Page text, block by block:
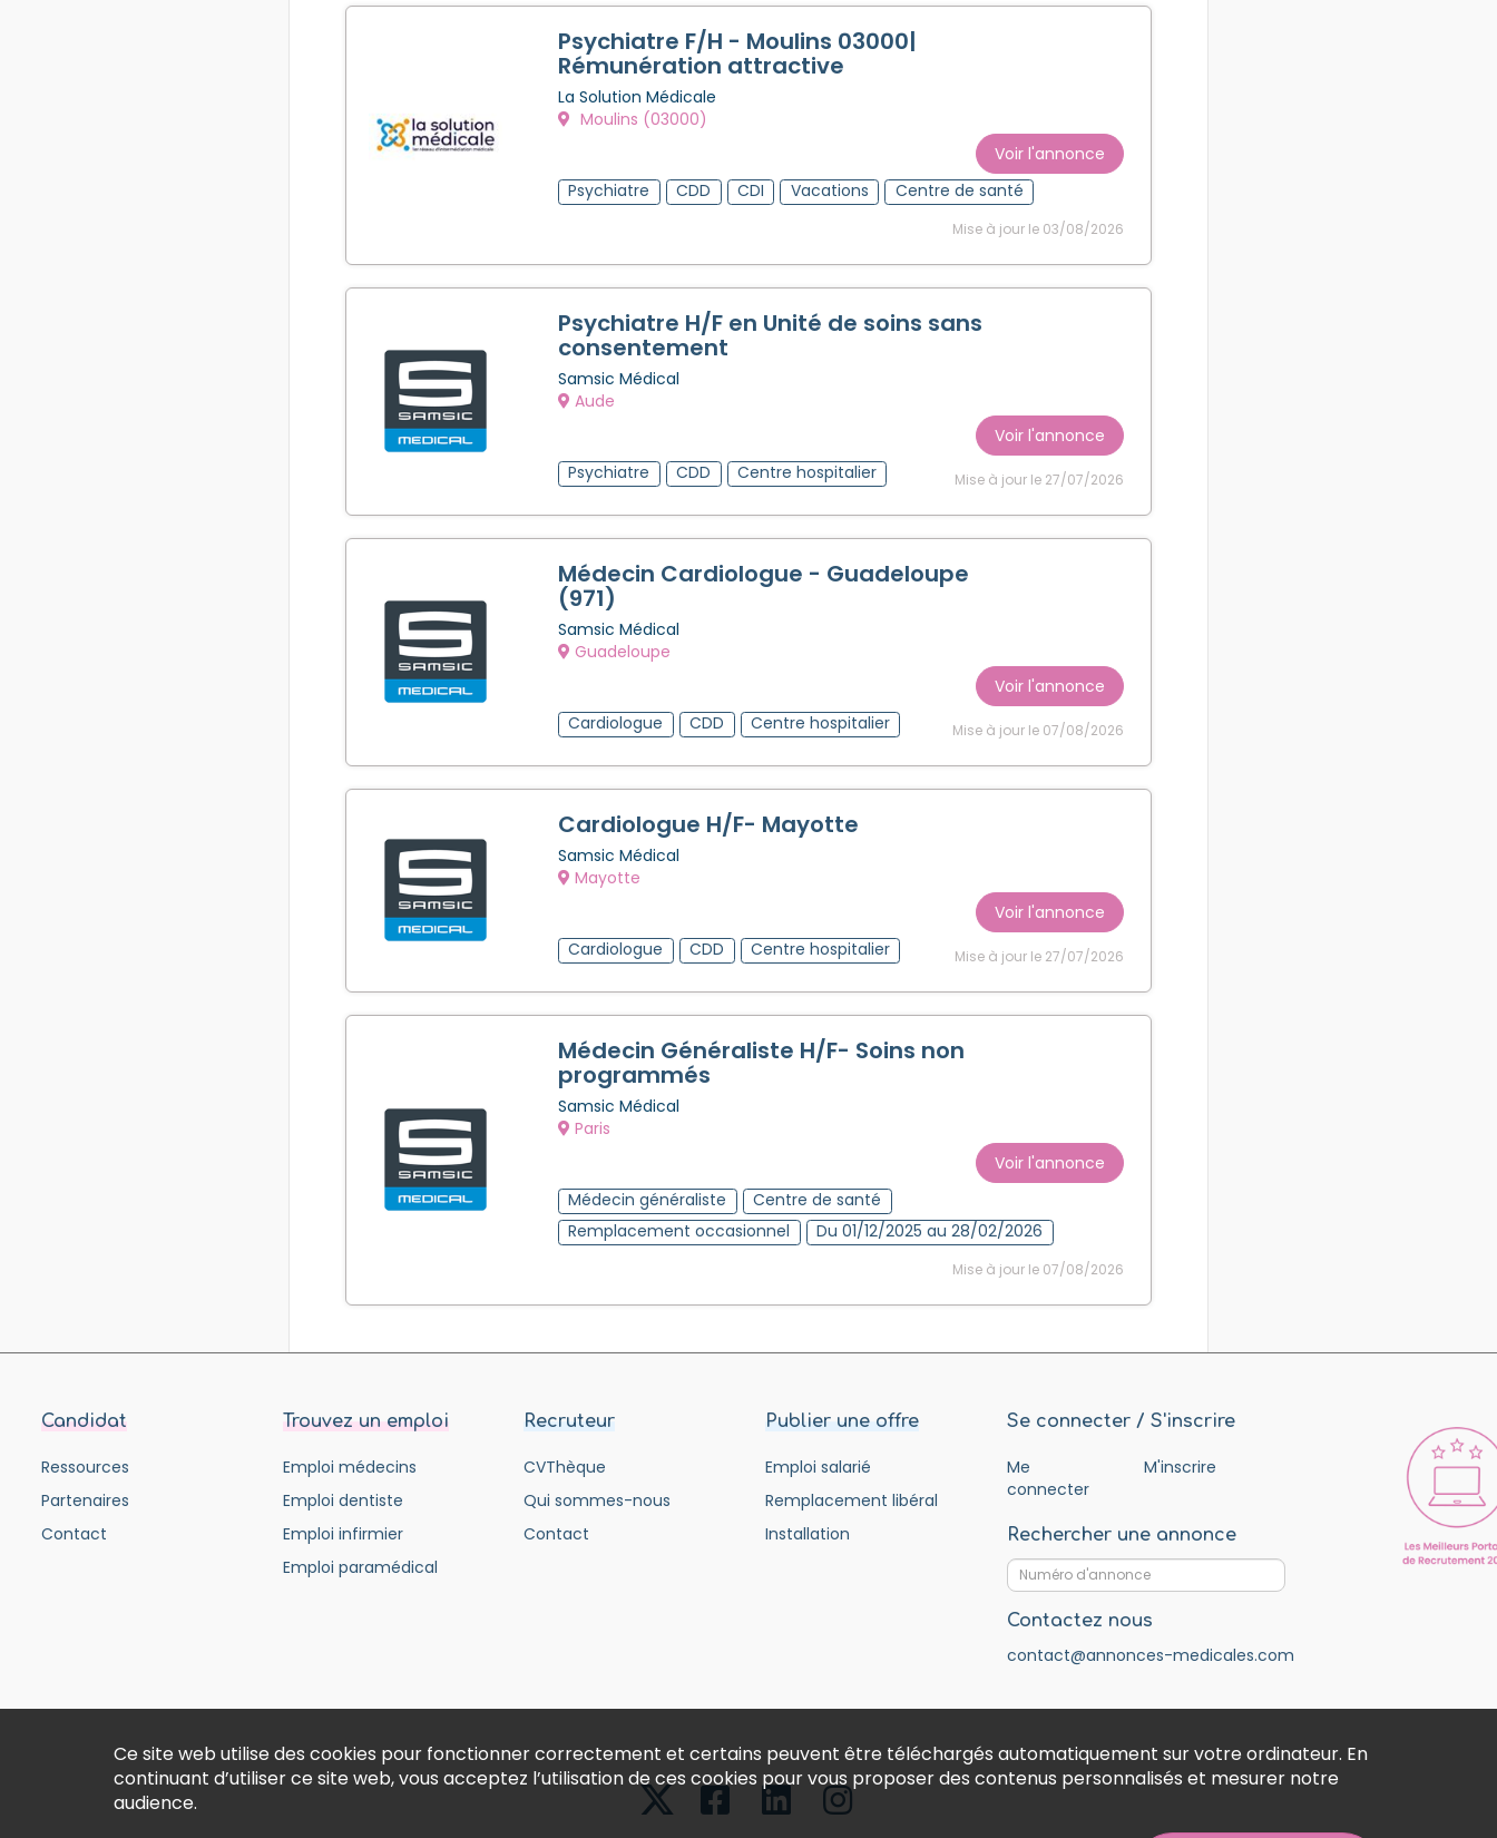
Psychiatre F/H - Moulins 03000|
Rémunération attractive
La Solution Médicale
Moulins (03000)
Voir l'annonce
Psychiatre
CDD CDI Vacations Centre de santé
Mise à jour le 03/08/2026
Psychiatre H/F en Unité de soins sans
consentement
Samsic Médical
Aude
Voir l'annonce
Psychiatre
CDD Centre hospitalier Mise à jour le 27/07/2026
Médecin Cardiologue - Guadeloupe
(971)
Samsic Médical
Guadeloupe
Voir l'annonce
Cardiologue
CDD Centre hospitalier Mise à jour le 07/08/2026
Cardiologue H/F- Mayotte
Samsic Médical
Mayotte
Voir l'annonce
Cardiologue
CDD Centre hospitalier Mise à jour le 27/07/2026
Médecin Généraliste H/F- Soins non
programmés
Samsic Médical
Paris
Voir l'annonce
Médecin généraliste
Centre de santé
Remplacement occasionnel
Du 01/12/2025 au 28/02/2026
Mise à jour le 07/08/2026
Candidat
Ressources
Partenaires
Contact
Trouvez un emploi
Emploi médecins
Emploi dentiste
Emploi infirmier
Emploi paramédical
Recruteur
CVThèque
Qui sommes-nous
Contact
Publier une offre
Emploi salarié
Remplacement libéral
Installation
Se connecter / S'inscrire
Me
connecter
M'inscrire
Rechercher une annonce
Contactez nous
contact@annonces-medicales.com
Ce site web utilise des cookies pour fonctionner correctement et certains peuvent être téléchargés automatiquement sur votre ordinateur. En
continuant d’utiliser ce site web, vous acceptez l’utilisation de ces cookies pour vous proposer des contenus personnalisés et mesurer notre
audience.